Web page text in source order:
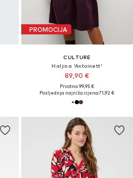
PROMOCIJA
CULTURE
Haljina 'Antoinett'
89,90 €
Prvotno: 99,95 €
Posljednja najniža cijena:71,92 €